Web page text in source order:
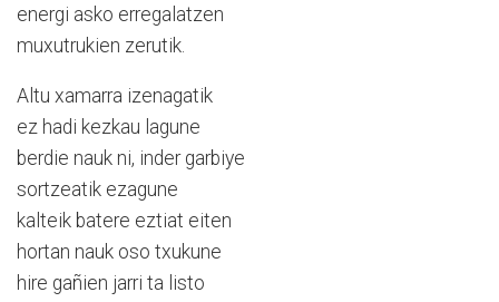
energi asko erregalatzen
muxutrukien zerutik.
Altu xamarra izenagatik
ez hadi kezkau lagune
berdie nauk ni, inder garbiye
sortzeatik ezagune
kalteik batere eztiat eiten
hortan nauk oso txukune
hire gañien jarri ta listo